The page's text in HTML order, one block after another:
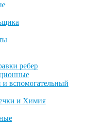
ребер
вспомогательный
и Химия